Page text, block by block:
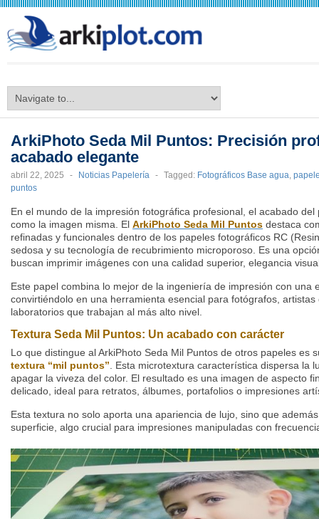
ArkiPhoto Seda Mil Puntos: Precisión
acabado elegante
abril 22, 2025 - Noticias Papelería - Tagged: Fotográficos Base agua,
puntos
En el mundo de la impresión fotográfica profesional, el acabado
como la imagen misma. El ArkiPhoto Seda Mil Puntos destaca
refinadas y funcionales dentro de los papeles fotográficos RC
sedosa y su tecnología de recubrimiento microporoso. Es una
buscan imprimir imágenes con una calidad superior, elegancia
Este papel combina lo mejor de la ingeniería de impresión con una
convirtiéndolo en una herramienta esencial para fotógrafos, artistas
laboratorios que trabajan al más alto nivel.
Textura Seda Mil Puntos: Un acabado con carácter
Lo que distingue al ArkiPhoto Seda Mil Puntos de otros papeles es
textura “mil puntos”. Esta microtextura característica dispersa la
apagar la viveza del color. El resultado es una imagen de aspecto
delicado, ideal para retratos, álbumes, portafolios o impresiones
Esta textura no solo aporta una apariencia de lujo, sino que
superficie, algo crucial para impresiones manipuladas con